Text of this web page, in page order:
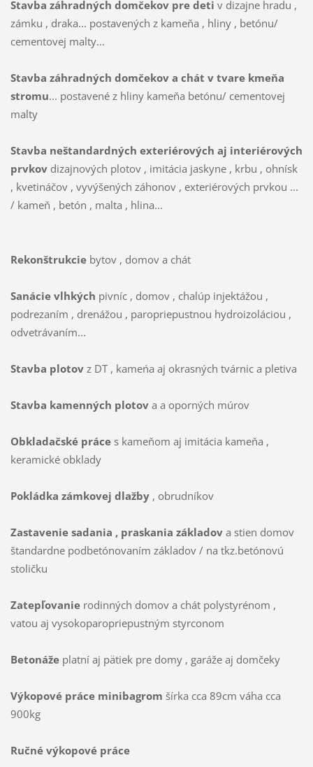
Stavba záhradných domčekov pre deti v dizajne hradu ,
zámku , draka... postavených z kameňa , hliny , betónu/
cementovej malty...
Stavba záhradných domčekov a chát v tvare kmeňa
stromu... postavené z hliny kameňa betónu/ cementovej
malty
Stavba neštandardných exteriérových aj interiérových
prvkovdizajnových plotov , imitácia jaskyne , krbu , ohnísk
, kvetináčov , vyvýšených záhonov , exteriérových prvkou ...
/ kameň , betón , malta , hlina...
Rekonštrukciebytov , domov a chát
Sanácie vlhkých pivníc , domov , chalúp injektážou ,
podrezaním , drenážou , paropriepustnou hydroizoláciou ,
odvetrávaním...
Stavba plotovz DT , kameńa aj okrasných tvárnic a pletiva
Stavba kamenných plotova a oporných múrov
Obkladačské práces kameňom aj imitácia kameňa ,
keramické obklady
Pokládka zámkovej dlažby, obrudníkov
Zastavenie sadania , praskania základova stien domov
štandardne podbetónovaním základov / na tkz.betónovú
stoličku
Zatepľovanierodinných domov a chát polystyrénom ,
vatou aj vysokoparopriepustným styrconom
Betonážeplatní aj pätiek pre domy , garáže aj domčeky
Výkopové práce minibagrom šírka cca 89cm váha cca
900kg
Ručné výkopové práce